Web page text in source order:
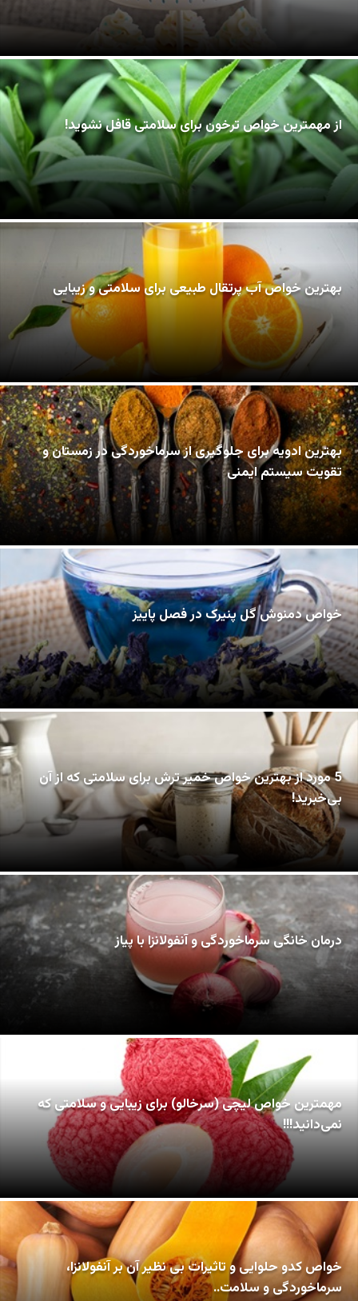
از مهمترین خواص ترخون برای سلامتی قافل نشوید!
بهترین خواص آب پرتقال طبیعی برای سلامتی و زیبایی
بهترین ادویه برای جلوگیری از سرماخوردگی در زمستان و
تقویت سیستم ایمنی
خواص دمنوش گل پنیرک در فصل پاییز
5 مورد از بهترین خواص خمیر ترش برای سلامتی که از آن
بی‌خبرید!
درمان خانگی سرماخوردگی و آنفولانزا با پیاز
مهمترین خواص لیچی (سرخالو) برای زیبایی و سلامتی که
نمی‌دانید!!!
خواص کدو حلوایی و تاثیرات بی نظیر آن بر آنفولانزا،
سرماخوردگی و سلامت..